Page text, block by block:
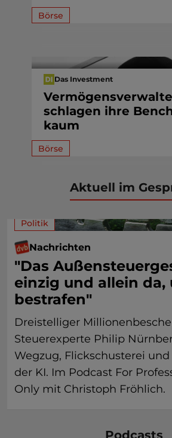
Börse
Das Investment
schlagen ihre
kaum
Börse
Aktuell im
Politik
Nachrichten
"Das
einzig und allein da,
bestrafen"
Dreistelliger
Steuerexperte Philip
Wegzug, Flickschusterei
der KI. Im Podcast For
Only mit Christoph Fröhlich.
Podcasts